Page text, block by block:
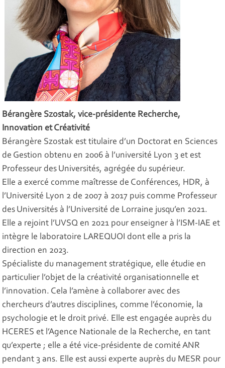
Bérangère Szostak, vice-présidente Recherche,
Innovation et Créativité
Bérangère Szostak est titulaire d’un Doctorat en Sciences
de Gestion obtenu en 2006 à l’université Lyon 3 et est
Professeur des Universités, agrégée du supérieur.
Elle a exercé comme maîtresse de Conférences, HDR, à
l’Université Lyon 2 de 2007 à 2017 puis comme Professeur
des Universités à l’Université de Lorraine jusqu’en 2021.
Elle a rejoint l’UVSQ en 2021 pour enseigner à l’ISM-IAE et
intègre le laboratoire LAREQUOI dont elle a pris la
direction en 2023.
Spécialiste du management stratégique, elle étudie en
particulier l’objet de la créativité organisationnelle et
l’innovation. Cela l’amène à collaborer avec des
chercheurs d’autres disciplines, comme l’économie, la
psychologie et le droit privé. Elle est engagée auprès du
HCERES et l’Agence Nationale de la Recherche, en tant
qu’experte ; elle a été vice-présidente de comité ANR
pendant 3 ans. Elle est aussi experte auprès du MESR pour